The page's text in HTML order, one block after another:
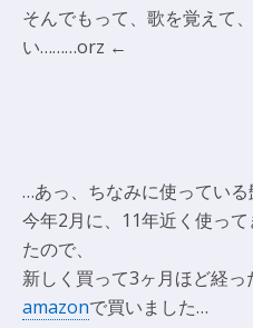
そんでもって、歌を覚えて
い………orz ←
…あっ、ちなみに使っている
今年2月に、11年近く使っ
たので、
新しく買って3ヶ月ほど経
amazonで買いました…